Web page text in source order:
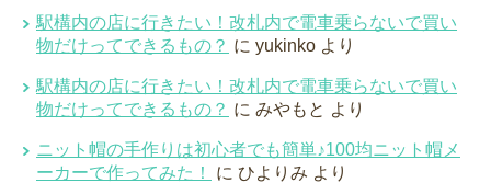
駅構内の店に行きたい！改札内で電車乗らないで買い
物だけってできるもの？ に yukinko より
駅構内の店に行きたい！改札内で電車乗らないで買い
物だけってできるもの？ に みやもと より
ニット帽の手作りは初心者でも簡単♪100均ニット帽メ
ーカーで作ってみた！
に ひよりみ より